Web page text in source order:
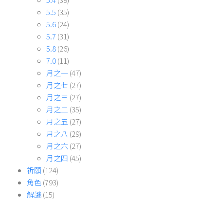
5.5 (35)
5.6(24)
5.7 (31)
5.8(26)
7.0(11)
月之一(47)
月之七 (27)
月之三 (27)
月之二 (35)
月之五 (27)
月之八 (29)
月之六 (27)
月之四 (45)
祈願(124)
角色(793)
解謎(15)